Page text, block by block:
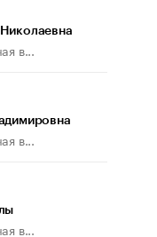
в...
в...
в...